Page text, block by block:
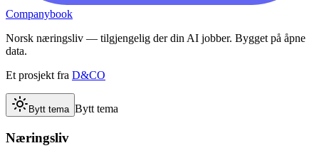
Companybook
Norsk næringsliv — tilgjengelig der din AI jobber. Bygget på åpne
data.
Et prosjekt fra D&CO
Bytt tema Bytt tema
Næringsliv